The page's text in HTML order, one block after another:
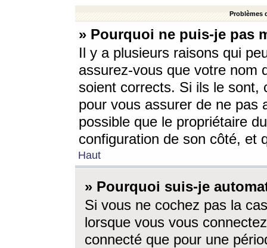
Problèmes
» Pourquoi ne puis-je pas
Il y a plusieurs raisons qui
assurez-vous que votre nom
soient corrects. Si ils le sont,
pour vous assurer de ne pas
possible que le propriétaire
configuration de son côté, et
Haut
» Pourquoi suis-je
Si vous ne cochez pas la
lorsque vous vous
connecté que pour une